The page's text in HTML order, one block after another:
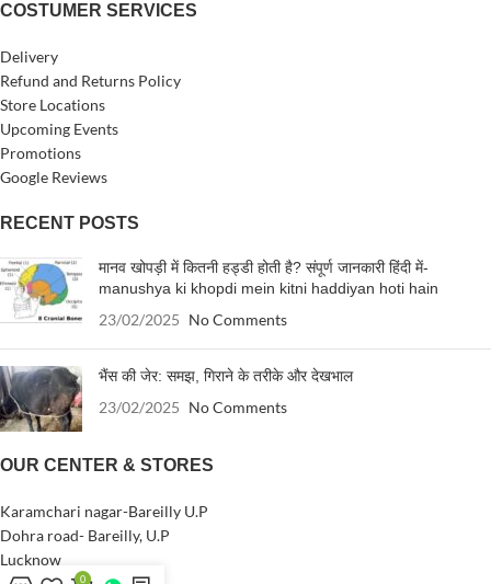
COSTUMER SERVICES
Delivery
Refund and Returns Policy
Store Locations
Upcoming Events
Promotions
Google Reviews
RECENT POSTS
मानव खोपड़ी में कितनी हड्डी होती है? संपूर्ण जानकारी हिंदी में-
manushya ki khopdi mein kitni haddiyan hoti hain
23/02/2025 No Comments
भैंस की जेर: समझ, गिराने के तरीके और देखभाल
23/02/2025 No Comments
OUR CENTER & STORES
Karamchari nagar-Bareilly U.P
Dohra road- Bareilly, U.P
Lucknow
0